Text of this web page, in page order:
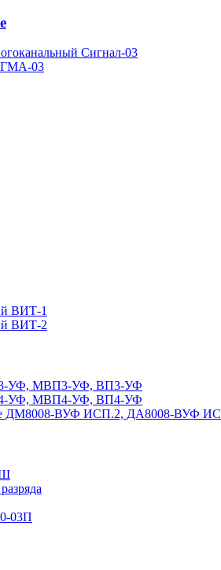
Сигнал-03
03
ВИТ-1
ВИТ-2
УФ, МВП3-УФ, ВП3-УФ
УФ, МВП4-УФ, ВП4-УФ
ДМ8008-ВУФ ИСП.2, ДА8008-ВУФ
03П